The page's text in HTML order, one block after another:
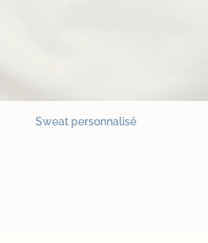
Sweat personnalisé